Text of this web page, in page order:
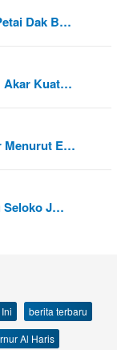
Dak B…
Akar Kuat…
Menurut E…
Seloko J…
berita terbaru
Al Haris